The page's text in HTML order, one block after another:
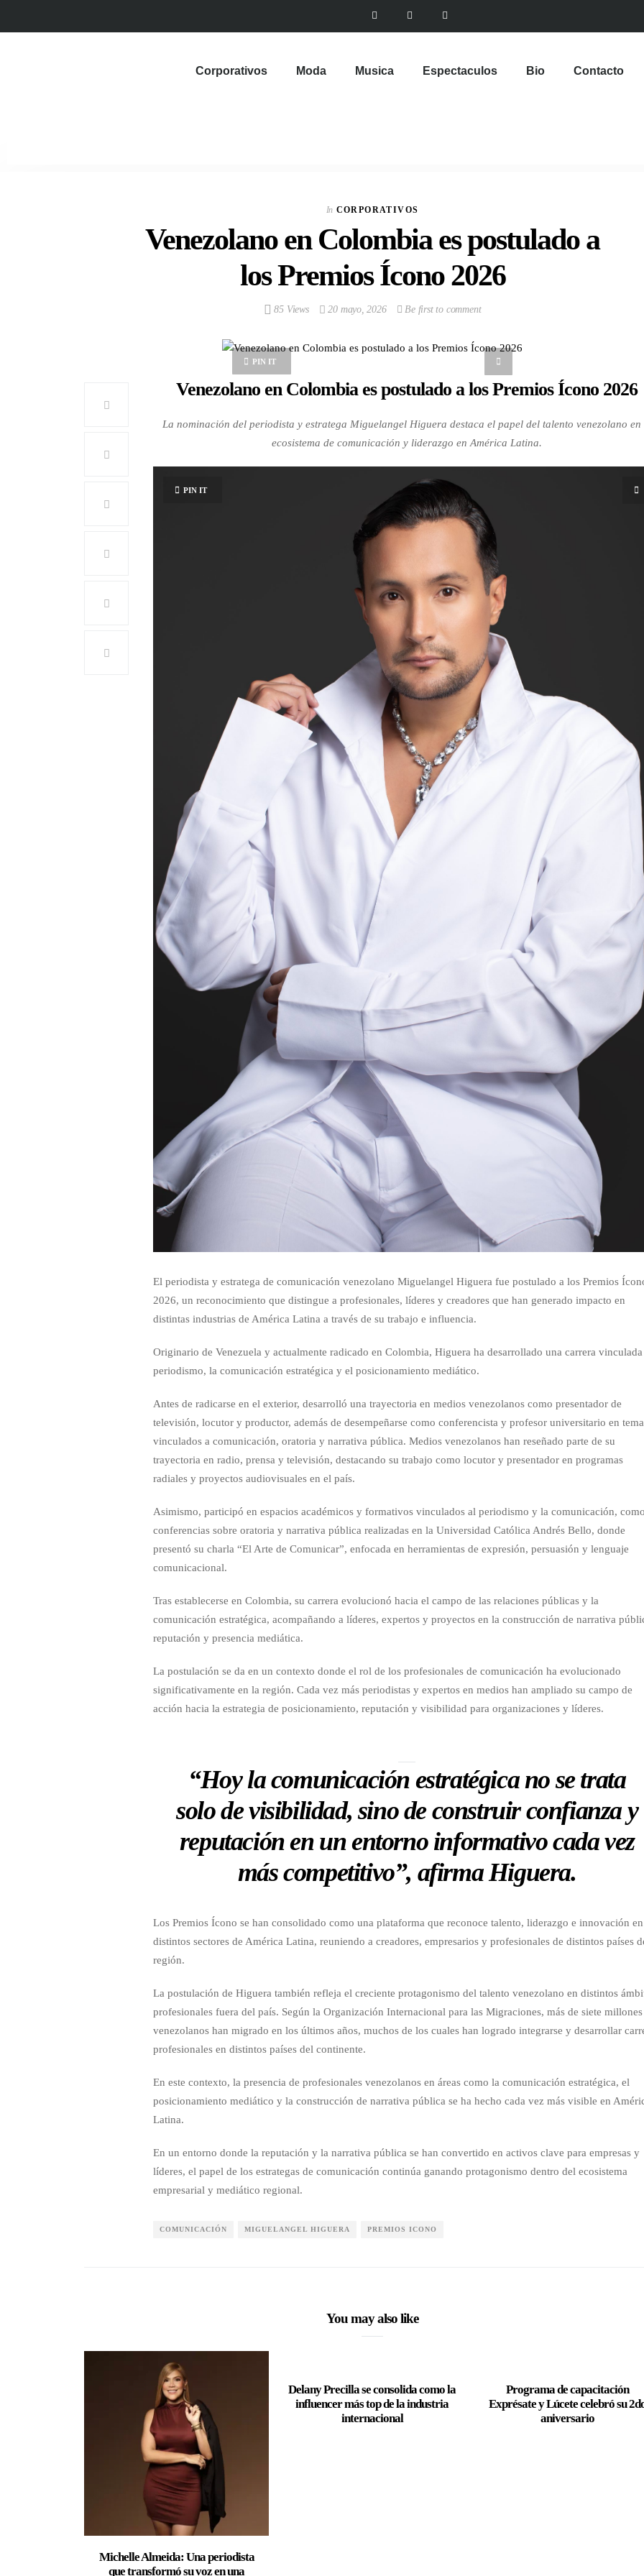
Corporativos Moda Musica Espectaculos Bio Contacto
In CORPORATIVOS
Venezolano en Colombia es postulado a
los Premios Ícono 2026
85 Views 20 mayo, 2026 Be first to comment
PIN IT
Venezolano en Colombia es postulado a los Premios Ícono 2026
La nominación del periodista y estratega Miguelangel Higuera destaca el papel del talento venezolano en
ecosistema de comunicación y liderazgo en América Latina.
PIN IT
El periodista y estratega de comunicación venezolano Miguelangel Higuera fue postulado a los Premios
2026, un reconocimiento que distingue a profesionales, líderes y creadores que han generado impacto en
distintas industrias de América Latina a través de su trabajo e influencia.
Originario de Venezuela y actualmente radicado en Colombia, Higuera ha desarrollado una carrera
periodismo, la comunicación estratégica y el posicionamiento mediático.
Antes de radicarse en el exterior, desarrolló una trayectoria en medios venezolanos como presentador de
televisión, locutor y productor, además de desempeñarse como conferencista y profesor universitario en
vinculados a comunicación, oratoria y narrativa pública. Medios venezolanos han reseñado parte de su
trayectoria en radio, prensa y televisión, destacando su trabajo como locutor y presentador en programas
radiales y proyectos audiovisuales en el país.
Asimismo, participó en espacios académicos y formativos vinculados al periodismo y la comunicación,
conferencias sobre oratoria y narrativa pública realizadas en la Universidad Católica Andrés Bello, donde
presentó su charla “El Arte de Comunicar”, enfocada en herramientas de expresión, persuasión y lenguaje
comunicacional.
Tras establecerse en Colombia, su carrera evolucionó hacia el campo de las relaciones públicas y la
comunicación estratégica, acompañando a líderes, expertos y proyectos en la construcción de narrativa
reputación y presencia mediática.
La postulación se da en un contexto donde el rol de los profesionales de comunicación ha evolucionado
significativamente en la región. Cada vez más periodistas y expertos en medios han ampliado su campo de
acción hacia la estrategia de posicionamiento, reputación y visibilidad para organizaciones y líderes.
“Hoy la comunicación estratégica no se trata
solo de visibilidad, sino de construir confianza y
reputación en un entorno informativo cada vez
más competitivo”, afirma Higuera.
Los Premios Ícono se han consolidado como una plataforma que reconoce talento, liderazgo e innovación en
distintos sectores de América Latina, reuniendo a creadores, empresarios y profesionales de distintos países
región.
La postulación de Higuera también refleja el creciente protagonismo del talento venezolano en distintos
profesionales fuera del país. Según la Organización Internacional para las Migraciones, más de siete
venezolanos han migrado en los últimos años, muchos de los cuales han logrado integrarse y desarrollar
profesionales en distintos países del continente.
En este contexto, la presencia de profesionales venezolanos en áreas como la comunicación estratégica, el
posicionamiento mediático y la construcción de narrativa pública se ha hecho cada vez más visible en
Latina.
En un entorno donde la reputación y la narrativa pública se han convertido en activos clave para empresas y
líderes, el papel de los estrategas de comunicación continúa ganando protagonismo dentro del ecosistema
empresarial y mediático regional.
COMUNICACIÓN MIGUELANGEL HIGUERA PREMIOS ICONO
You may also like
Michelle Almeida: Una periodista
que transformó su voz en una
Delany Precilla se consolida como la
influencer más top de la industria
internacional
Programa de capacitación
Exprésate y Lúcete celebró su
aniversario
CORPORATIVOS
Portafolio de bebidas